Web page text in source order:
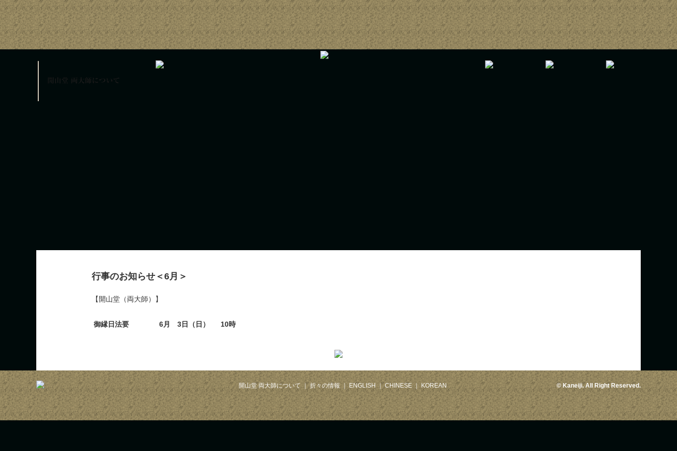
行事のお知らせ＜6月＞
【開山堂（両大師）】
御縁日法要 6月 3日（日） 10時
開山堂 両大師について｜折々の情報｜ENGLISH｜CHINESE｜KOREAN © Kaneiji. All Right Reserved.